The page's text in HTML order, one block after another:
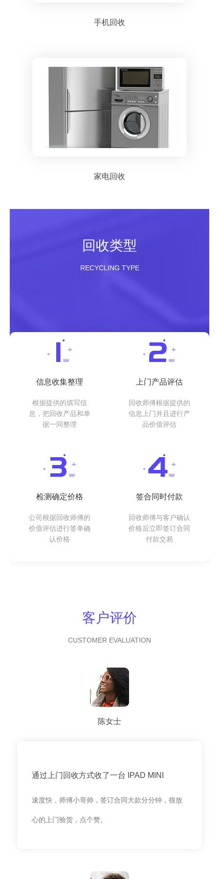
手机回收
家电回收
回收类型
RECYCLING TYPE
信息收集整理
根据提供的填写信
息，把回收产品和单
据一同整理
上门产品评估
回收师傅根据提供的
信息上门并且进行产
品价值评估
检测确定价格
公司根据回收师傅的
价值评估进行签单确
认价格
签合同时付款
回收师傅与客户确认
价格后立即签订合同
付款交易
客户评价
CUSTOMER EVALUATION
陈女士
通过上门回收方式收了一台 IPAD MINI
速度快，师傅小哥帅，签订合同大款分分钟，很放
心的上门验货，点个赞。